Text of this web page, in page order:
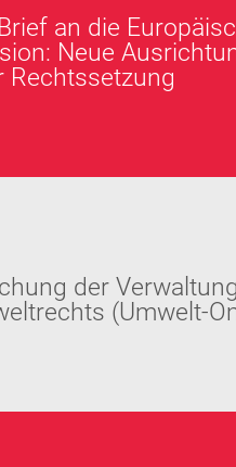
an die
Neue
Rechtssetzung
der
(Umwelt-